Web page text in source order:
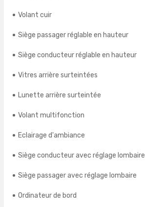
Volant cuir
Siège passager réglable en hauteur
Siège conducteur réglable en hauteur
Vitres arrière surteintées
Lunette arrière surteintée
Volant multifonction
Eclairage d'ambiance
Siège conducteur avec réglage lombaire
Siège passager avec réglage lombaire
Ordinateur de bord